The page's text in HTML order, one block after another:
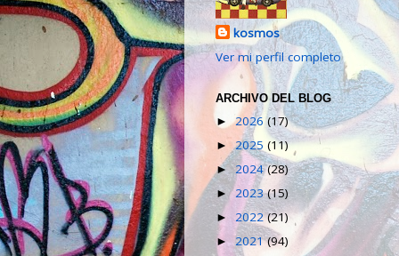
kosmos
Ver mi perfil completo
ARCHIVO DEL BLOG
►2026 (17)
►2025 (11)
►2024(28)
►2023(15)
► 2022(21)
► 2021(94)